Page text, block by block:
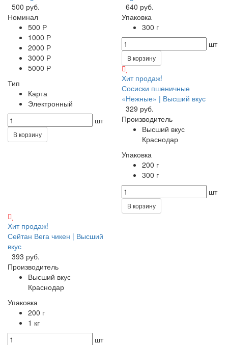
500 руб.
Номинал
500 Р
1000 Р
2000 Р
3000 Р
5000 Р
Тип
Карта
Электронный
шт
В корзину
640 руб.
Упаковка
300 г
шт
В корзину
Хит продаж!
Сосиски пшеничные
«Нежные» | Высший вкус
329 руб.
Производитель
Высший вкус
Краснодар
Упаковка
200 г
300 г
шт
В корзину
Хит продаж!
Сейтан Вега чикен | Высший
вкус
393 руб.
Производитель
Высший вкус
Краснодар
Упаковка
200 г
1 кг
шт